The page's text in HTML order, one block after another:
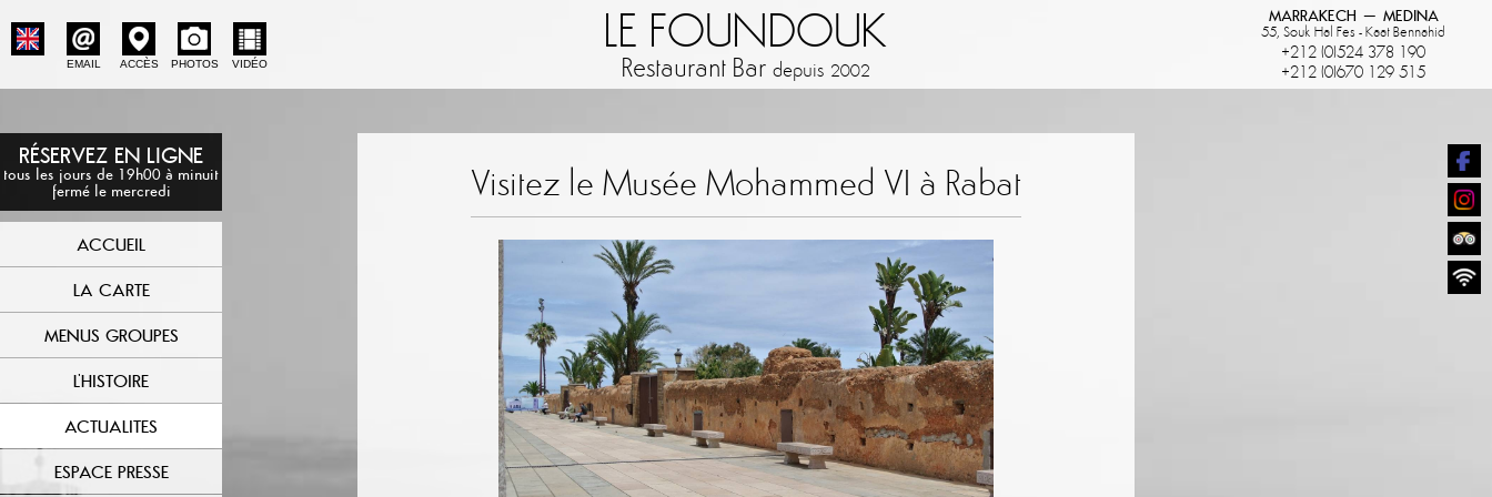
LE FOUNDOUK
Restaurant Bar depuis 2002
EMAIL ACCÈS PHOTOS VIDÉO
MARRAKECH – MEDINA
55, Souk Hal Fes - Kaat Bennahid
+212 (0)524 378 190
+212 (0)670 129 515
RÉSERVEZ EN LIGNE
tous les jours de 19h00 à minuit
fermé le mercredi
ACCUEIL
LA CARTE
MENUS GROUPES
L'HISTOIRE
ACTUALITES
ESPACE PRESSE
Visitez le Musée Mohammed VI à Rabat